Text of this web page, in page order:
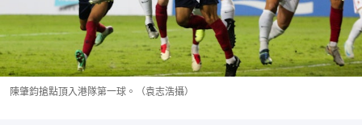
陳肇鈞搶點頂入港隊第一球。（袁志浩攝）